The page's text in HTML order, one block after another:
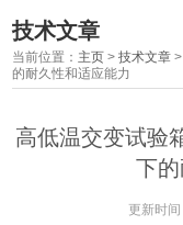
技术文章
当前位置： 主页 >技术文章
的耐久性和适应能力
高低温交变试验
下
更新时